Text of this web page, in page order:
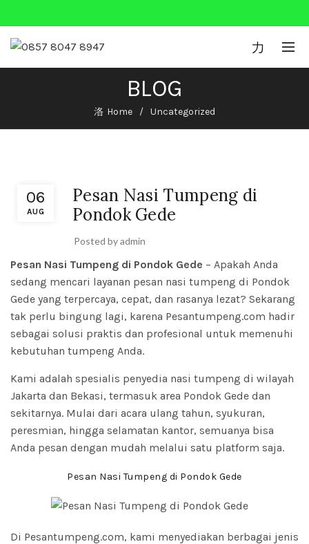
BLOG
Home Uncategorized
06
AUG
Pesan Nasi Tumpeng di
Pondok Gede
Posted byadmin
Pesan Nasi Tumpeng di Pondok Gede – Apakah Anda
sedang mencari layanan pesan nasi tumpeng di Pondok
Gede yang terpercaya, cepat, dan rasanya lezat? Sekarang
tak perlu bingung lagi, karena Pesantumpeng.com hadir
sebagai solusi praktis dan profesional untuk memenuhi
kebutuhan tumpeng Anda.
Kami adalah spesialis penyedia nasi tumpeng di wilayah
Jakarta dan Bekasi, termasuk area Pondok Gede dan
sekitarnya. Mulai dari acara ulang tahun, syukuran,
peresmian, hingga selamatan kantor, semuanya bisa
Anda pesan dengan mudah melalui satu platform saja.
Pesan Nasi Tumpeng di Pondok Gede
Di Pesantumpeng.com, kami menyediakan berbagai jenis